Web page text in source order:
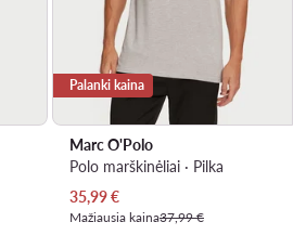
Palanki kaina
Marc O'Polo
Polo marškinėliai · Pilka
Dabartinė kaina
35,99€
Mažiausia kaina37,99 €